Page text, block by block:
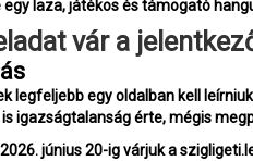
laza, játékos és támogató
vár a
legfeljebb egy oldalban kell
igazságtalanság érte, mégis
június 20-ig várjuk a